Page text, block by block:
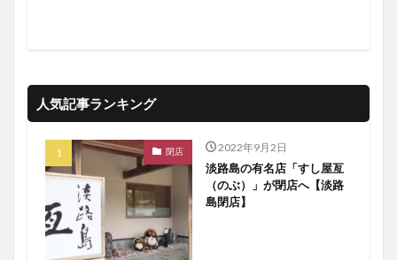
人気記事ランキング
閉店 2022年9月2日
淡路島の有名店「すし屋亙
（のぶ）」が閉店へ【淡路
島閉店】